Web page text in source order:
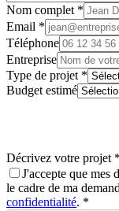
Nom complet *
Email *
Téléphone
Entreprise
Type de projet *
Budget estimé
Décrivez votre projet *
J'accepte que mes
le cadre de ma
confidentialité. *